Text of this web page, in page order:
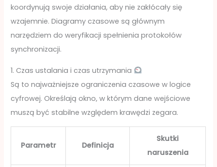
koordynują swoje działania, aby nie zakłócały się
wzajemnie. Diagramy czasowe są głównym
narzędziem do weryfikacji spełnienia protokołów
synchronizacji.
1. Czas ustalania i czas utrzymania
Są to najważniejsze ograniczenia czasowe w logice
cyfrowej. Określają okno, w którym dane wejściowe
muszą być stabilne względem krawędzi zegara.
Parametr Definicja
Skutki
naruszenia